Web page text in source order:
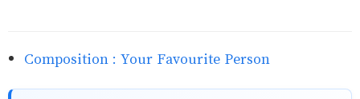
Composition : Your Favourite Person